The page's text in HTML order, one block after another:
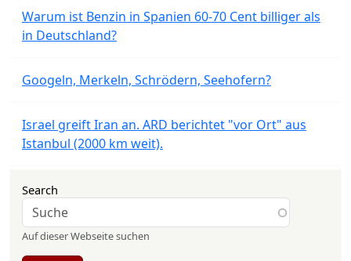
Warum ist Benzin in Spanien 60-70 Cent billiger als
in Deutschland?
Googeln, Merkeln, Schrödern, Seehofern?
Israel greift Iran an. ARD berichtet "vor Ort" aus
Istanbul (2000 km weit).
Search
Auf dieser Webseite suchen